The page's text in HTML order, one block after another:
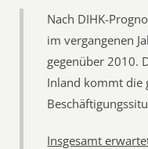
Nach DIHK-
im vergangenen
gegenüber 2010.
Inland kommt die
Insgesamt